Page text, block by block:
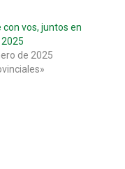
con vos, juntos en
de 2025